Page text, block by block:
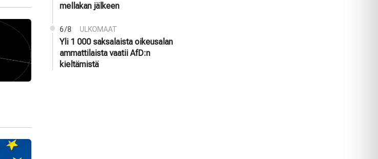
mellakan jälkeen
6/8 ULKOMAAT
Yli 1 000 saksalaista oikeusalan
ammattilaista vaatii AfD:n
kieltämistä